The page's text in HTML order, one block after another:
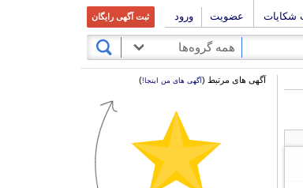
شکایات عضویت ورود ثبت آگهی رایگان
همه گروه‌ها
آگهی های مرتبط (آگهی های من اینجا!)